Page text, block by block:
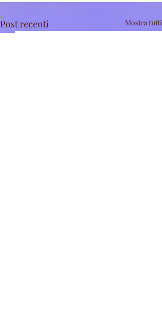
Post recenti Mostra tutti